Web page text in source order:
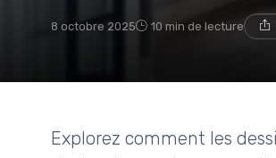
8 octobre 2025 10 min de lecture
Explorez comment les